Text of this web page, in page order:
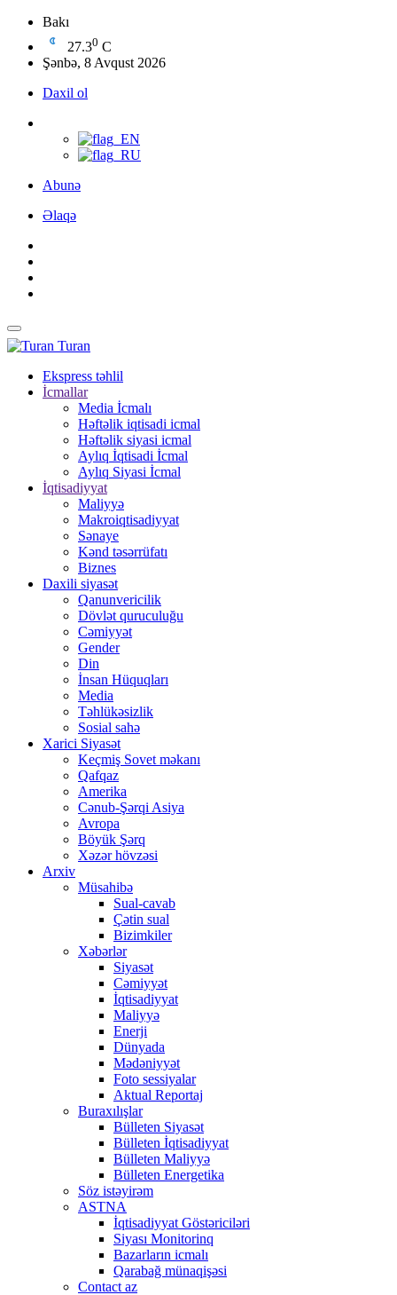
Bakı
27.30 C
Şənbə, 8 Avqust 2026
Daxil ol
Abunə
Əlaqə
Turan
Ekspress təhlil
İcmallar
Media İcmalı
Həftəlik iqtisadi icmal
Həftəlik siyasi icmal
Aylıq İqtisadi İcmal
Aylıq Siyasi İcmal
İqtisadiyyat
Maliyyə
Makroiqtisadiyyat
Sənaye
Kənd təsərrüfatı
Biznes
Daxili siyasət
Qanunvericilik
Dövlət quruculuğu
Cəmiyyət
Gender
Din
İnsan Hüquqları
Media
Təhlükəsizlik
Sosial sahə
Xarici Siyasət
Keçmiş Sovet məkanı
Qafqaz
Amerika
Cənub-Şərqi Asiya
Avropa
Böyük Şərq
Xəzər hövzəsi
Arxiv
Müsahibə
Sual-cavab
Çətin sual
Bizimkiler
Xəbərlər
Siyasət
Cəmiyyət
İqtisadiyyat
Maliyyə
Enerji
Dünyada
Mədəniyyət
Foto sessiyalar
Aktual Reportaj
Buraxılışlar
Bülleten Siyasət
Bülleten İqtisadiyyat
Bülleten Maliyyə
Bülleten Energetika
Söz istəyirəm
ASTNA
İqtisadiyyat Göstəriciləri
Siyası Monitorinq
Bazarların icmalı
Qarabağ münaqişəsi
Contact az